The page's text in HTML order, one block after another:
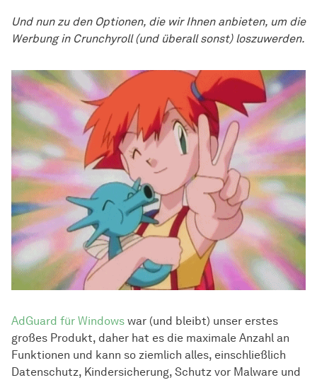
Und nun zu den Optionen, die wir Ihnen anbieten, um die
Werbung in Crunchyroll (und überall sonst) loszuwerden.
AdGuard für Windows war (und bleibt) unser erstes
großes Produkt, daher hat es die maximale Anzahl an
Funktionen und kann so ziemlich alles, einschließlich
Datenschutz, Kindersicherung, Schutz vor Malware und